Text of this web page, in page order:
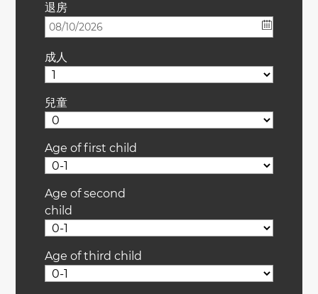
退房
成人
兒童
Age of first child
Age of second
child
Age of third child